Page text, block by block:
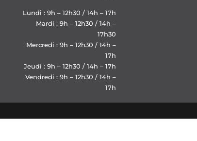
Lundi : 9h – 12h30 / 14h – 17h
Mardi : 9h – 12h30 / 14h –
17h30
Mercredi : 9h – 12h30 / 14h –
17h
Jeudi : 9h – 12h30 / 14h – 17h
Vendredi : 9h – 12h30 / 14h –
17h